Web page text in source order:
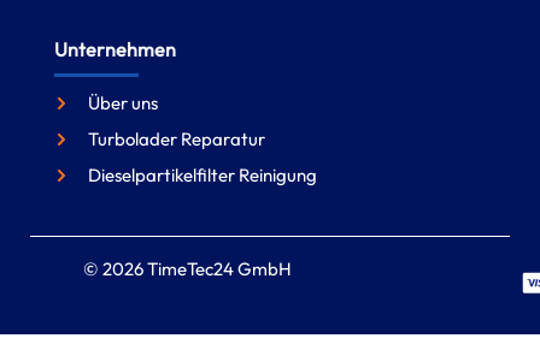
Unternehmen
Über uns
Turbolader Reparatur
Dieselpartikelfilter Reinigung
© 2026 TimeTec24 GmbH